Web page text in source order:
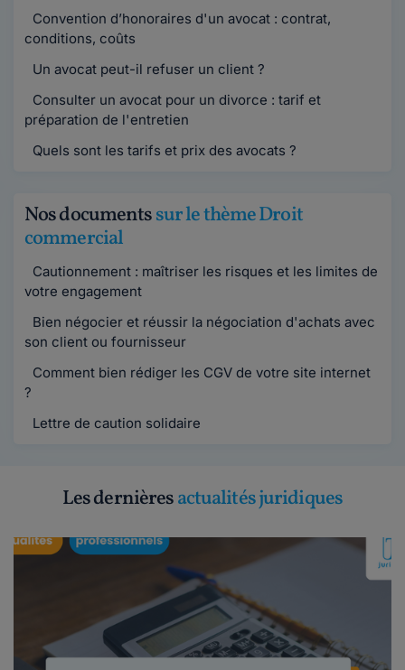
Convention d’honoraires d'un avocat : contrat,
conditions, coûts
Un avocat peut-il refuser un client ?
Consulter un avocat pour un divorce : tarif et
préparation de l'entretien
Quels sont les tarifs et prix des avocats ?
Nos documentssur le thème Droit
commercial
Cautionnement : maîtriser les risques et les limites de
votre engagement
Bien négocier et réussir la négociation d'achats avec
son client ou fournisseur
Comment bien rédiger les CGV de votre site internet
?
Lettre de caution solidaire
Les dernièresactualités juridiques